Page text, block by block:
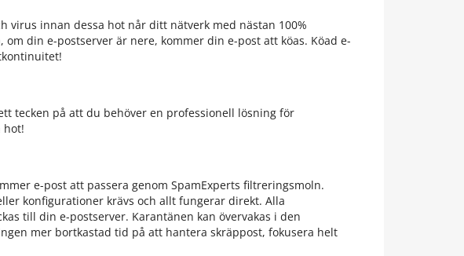
virus innan dessa hot når ditt nätverk med nästan 100%
din e-postserver är nere, kommer din e-post att köas. Köad e-
tecken på att du behöver en professionell lösning för
hot!
e-post att passera genom SpamExperts filtreringsmoln.
konfigurationer krävs och allt fungerar direkt. Alla
till din e-postserver. Karantänen kan övervakas i den
mer bortkastad tid på att hantera skräppost, fokusera helt